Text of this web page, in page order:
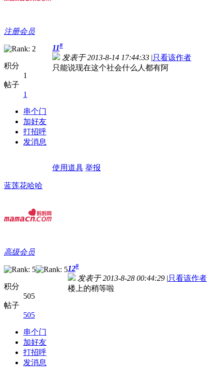
注册会员
积分
1
帖子
1
串个门
加好友
打招呼
发消息
11#
发表于 2013-8-14 17:44:33 |只看该作者
只能说现在这个社会什么人都有阿
使用道具 举报
蓝莲花哈哈
高级会员
积分
505
帖子
505
串个门
加好友
打招呼
发消息
12#
发表于 2013-8-28 00:44:29 |只看该作者
楼上的稍等啦